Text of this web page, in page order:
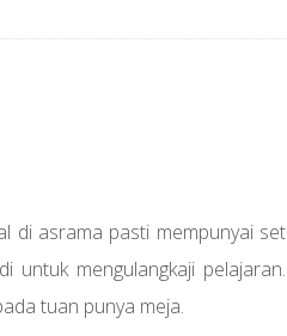
di asrama pasti mempunyai set
untuk mengulangkaji pelajaran.
tuan punya meja.